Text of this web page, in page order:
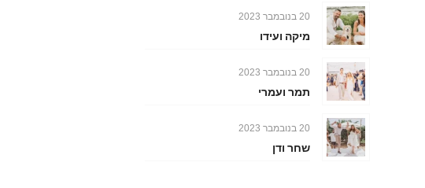
20 בנובמבר 2023
מיקה ועידו
20 בנובמבר 2023
תמר ועמרי
20 בנובמבר 2023
שחר ודן